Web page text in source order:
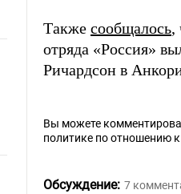
Также сообщалось,
отряда «Россия»
Ричардсон в
Вы можете
политике по отношению
Обсуждение: 7